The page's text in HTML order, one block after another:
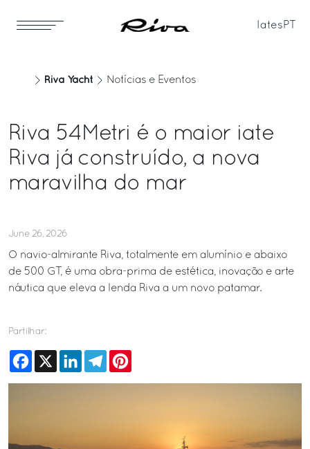
Iates PT
Riva Yacht Notícias e Eventos
Riva 54Metri é o maior iate
Riva já construído, a nova
maravilha do mar
June 26, 2026
O navio-almirante Riva, totalmente em alumínio e abaixo
de 500 GT, é uma obra-prima de estética, inovação e arte
náutica que eleva a lenda Riva a um novo patamar.
Partilhar:
Facebook
X LinkedInTelegram